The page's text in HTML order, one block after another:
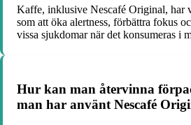
Kaffe, inklusive Nescafé Original, har
som att öka alertness, förbättra fokus
vissa sjukdomar när det konsumeras i
Hur kan man återvinna
man har använt Nescafé